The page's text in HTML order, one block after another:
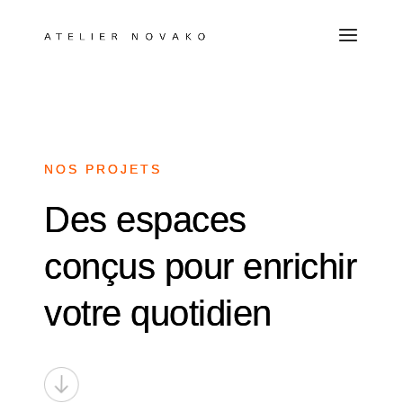
NOS PROJETS
Des espaces
conçus pour enrichir
votre quotidien